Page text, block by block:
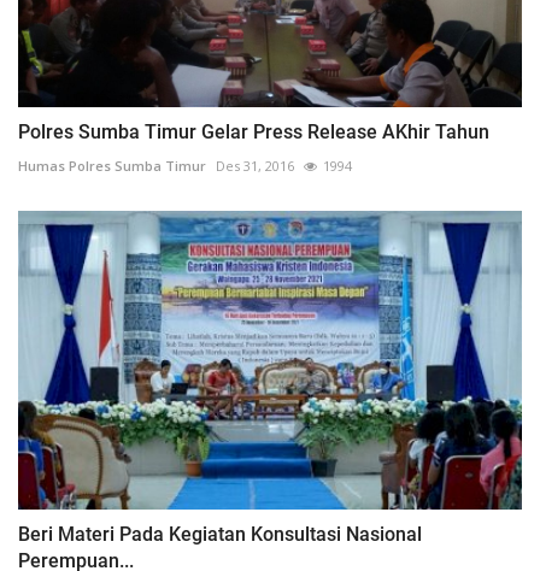
Polres Sumba Timur Gelar Press Release AKhir Tahun
Humas Polres Sumba Timur Des 31, 2016 1994
Beri Materi Pada Kegiatan Konsultasi Nasional
Perempuan...